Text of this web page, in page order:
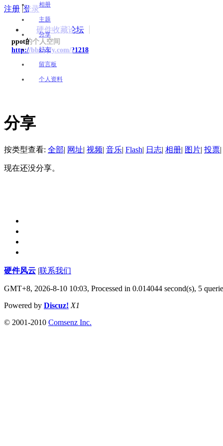
注册 |登录
硬件收藏论坛
ppot的个人空间
http://bbs.yjfy.com/?1218
相册
主题
分享
好友
留言板
个人资料
分享
按类型查看: 全部 网址 视频 音乐 Flash 日志 相册 图片 投票
现在还没分享。
硬件风云 联系我们
GMT+8, 2026-8-10 10:03, Processed in 0.014044 second(s), 5
Powered by Discuz! X1
© 2001-2010 Comsenz Inc.